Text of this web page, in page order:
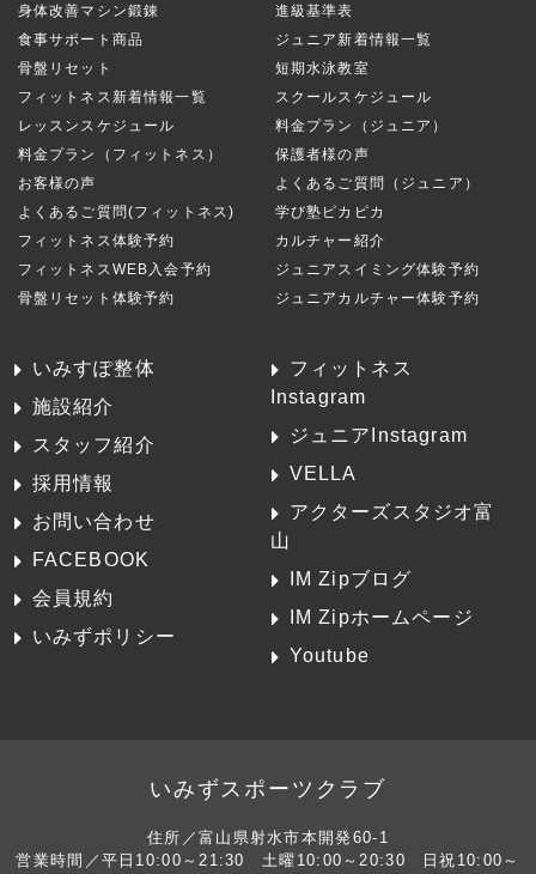
身体改善マシン鍛錬
食事サポート商品
骨盤リセット
フィットネス新着情報一覧
レッスンスケジュール
料金プラン（フィットネス）
お客様の声
よくあるご質問(フィットネス)
フィットネス体験予約
フィットネスWEB入会予約
骨盤リセット体験予約
進級基準表
ジュニア新着情報一覧
短期水泳教室
スクールスケジュール
料金プラン（ジュニア）
保護者様の声
よくあるご質問（ジュニア）
学び塾ピカピカ
カルチャー紹介
ジュニアスイミング体験予約
ジュニアカルチャー体験予約
いみすぽ整体
施設紹介
スタッフ紹介
採用情報
お問い合わせ
FACEBOOK
会員規約
いみずポリシー
フィットネス
Instagram
ジュニアInstagram
VELLA
アクターズスタジオ富
山
IM Zipブログ
IM Zipホームページ
Youtube
いみずスポーツクラブ
住所／富山県射水市本開発60-1
営業時間／平日10:00～21:30 土曜10:00～20:30 日祝10:00～